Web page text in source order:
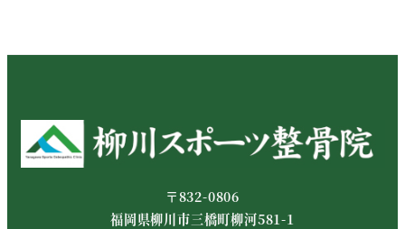
〒832-0806
福岡県柳川市三橋町柳河581-1